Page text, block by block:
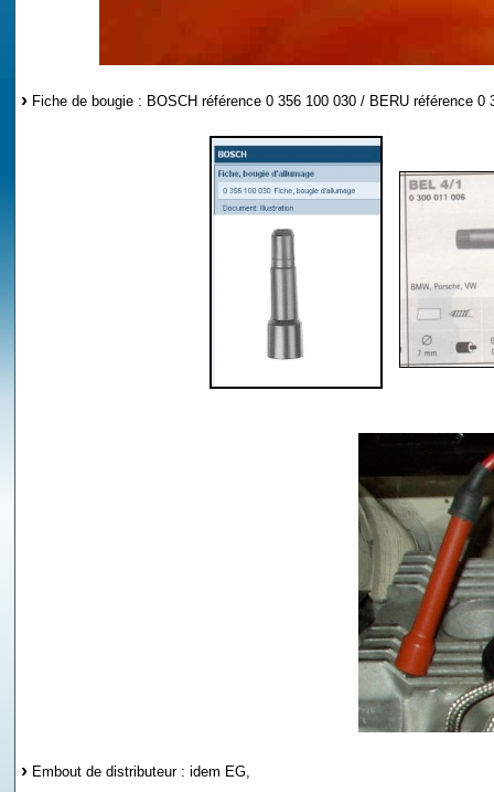
Fiche de bougie : BOSCH référence 0 356 100 030 / BERU référence 0
Embout de distributeur : idem EG,